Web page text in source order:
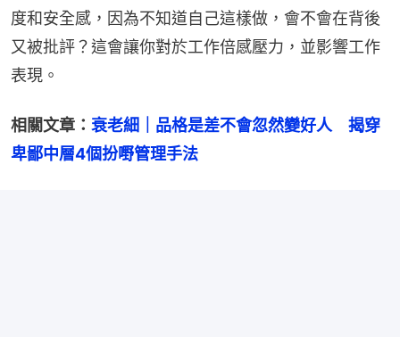
度和安全感，因為不知道自己這樣做，會不會在背後
又被批評？這會讓你對於工作倍感壓力，並影響工作
表現。
相關文章： 衰老細｜品格是差不會忽然變好人　揭穿
卑鄙中層4個扮嘢管理手法